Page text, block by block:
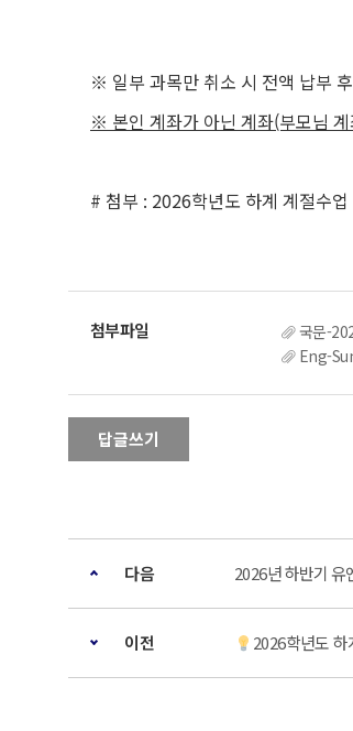
※ 일부 과목만 취소 시 전액 납부
※ 본인 계좌가 아닌 계좌(부모님
# 첨부 : 2026학년도 하계 계절수
국문-
Eng-
답글쓰기
다음 2026년 하반기
이전 2026학년도 하